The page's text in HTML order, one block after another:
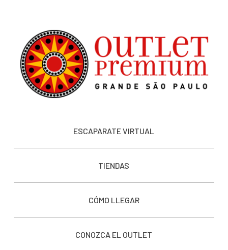
ESCAPARATE VIRTUAL
TIENDAS
CÓMO LLEGAR
CONOZCA EL OUTLET